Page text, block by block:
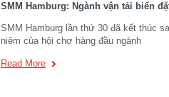
SMM Hamburg: Ngành vận tải biển
SMM Hamburg lần thứ 30 đã kết thúc
niệm của hội chợ hàng đầu ngành
Read More